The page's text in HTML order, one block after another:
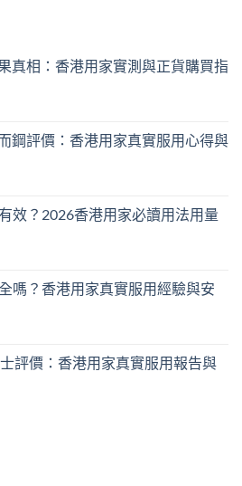
真相：香港用家實測與正貨購買指
鋼評價：香港用家真實服用心得與
效？2026香港用家必讀用法用量
嗎？香港用家真實服用經驗與安
評價：香港用家真實服用報告與